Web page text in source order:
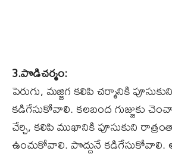
3.పొడిచర్మం:
పెరుగు, మజ్జిగ కలిపి చర్మానికి
కడిగేసుకోవాలి. కలబంద గుజ్జుకు
చేర్చి, కలిపి ముఖానికి పూసుకుని
ఉంచుకోవాలి. పొద్దునే కడిగేసుకోవాలి.